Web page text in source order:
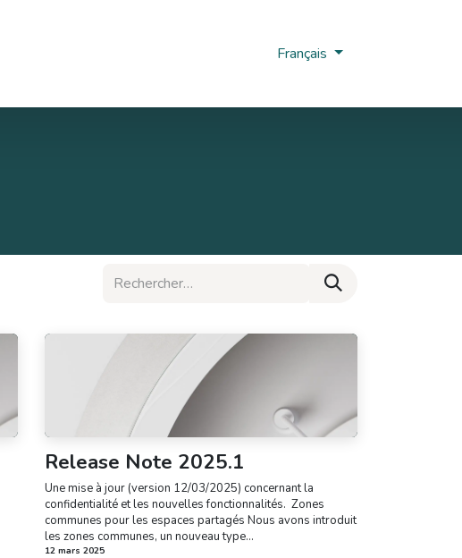
Français
Release Note 2025.1
Une mise à jour (version 12/03/2025) concernant la
confidentialité et les nouvelles fonctionnalités. ​ Zones
communes pour les espaces partagés Nous avons introduit
les zones communes, un nouveau type...
12 mars 2025